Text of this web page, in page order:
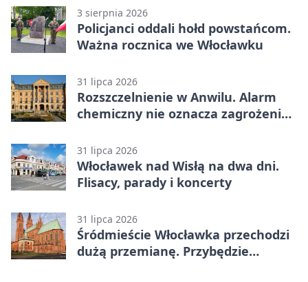
3 sierpnia 2026
Policjanci oddali hołd powstańcom.
Ważna rocznica we Włocławku
31 lipca 2026
Rozszczelnienie w Anwilu. Alarm
chemiczny nie oznacza zagrożenia
31 lipca 2026
Włocławek nad Wisłą na dwa dni.
Flisacy, parady i koncerty
31 lipca 2026
Śródmieście Włocławka przechodzi
dużą przemianę. Przybędzie